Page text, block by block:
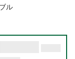
ル